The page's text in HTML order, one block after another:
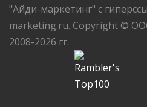
"Айди-маркетинг" с
marketing.ru. Copyright ©
2008-2026 гг.